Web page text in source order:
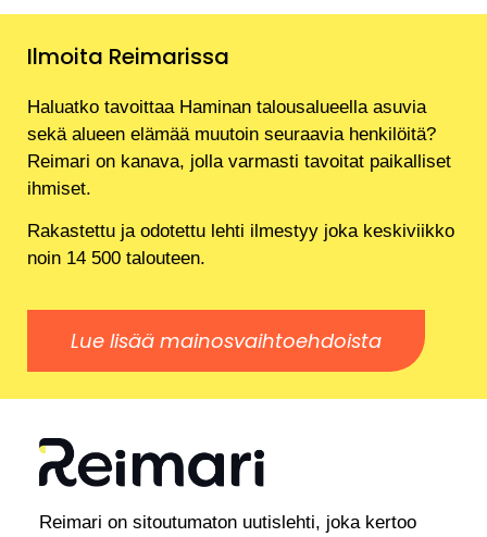
Ilmoita Reimarissa
Haluatko tavoittaa Haminan talousalueella asuvia
sekä alueen elämää muutoin seuraavia henkilöitä?
Reimari on kanava, jolla varmasti tavoitat paikalliset
ihmiset.
Rakastettu ja odotettu lehti ilmestyy joka keskiviikko
noin 14 500 talouteen.
Lue lisää mainosvaihtoehdoista
Reimari on sitoutumaton uutislehti, joka kertoo